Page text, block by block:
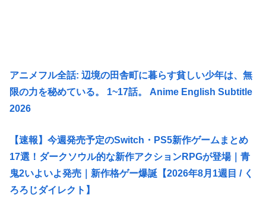
アニメフル全話: 辺境の田舎町に暮らす貧しい少年は、無
限の力を秘めている。 1~17話。 Anime English Subtitle
2026
【速報】今週発売予定のSwitch・PS5新作ゲームまとめ
17選！ダークソウル的な新作アクションRPGが登場｜青
鬼2いよいよ発売｜新作格ゲー爆誕【2026年8月1週目 / く
ろろじダイレクト】